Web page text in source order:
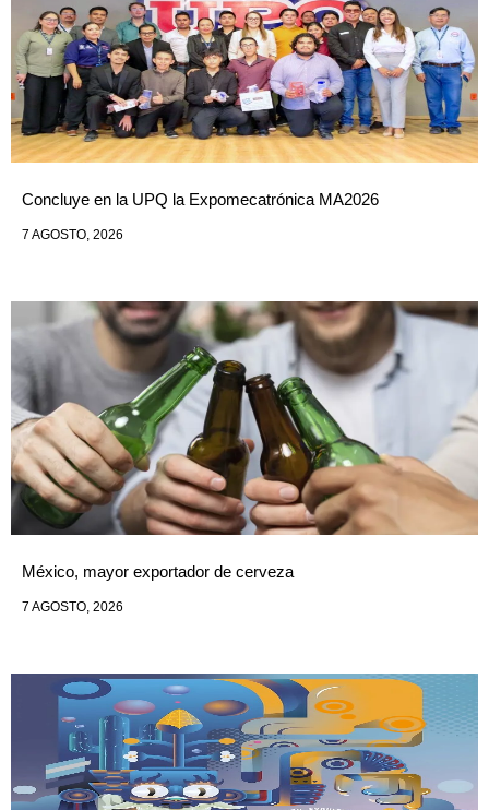
Concluye en la UPQ la Expomecatrónica MA2026
7 AGOSTO, 2026
México, mayor exportador de cerveza
7 AGOSTO, 2026